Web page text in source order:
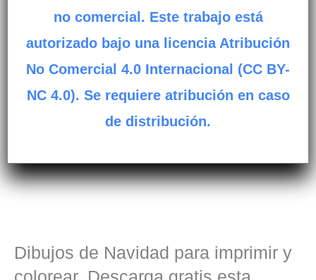
no comercial. Este trabajo está
autorizado bajo una licencia Atribución
No Comercial 4.0 Internacional (CC BY-
NC 4.0). Se requiere atribución en caso
de distribución.
Dibujos de Navidad para imprimir y